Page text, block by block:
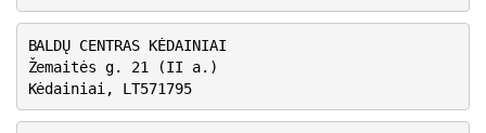
BALDŲ CENTRAS KĖDAINIAI
Žemaitės g. 21 (II a.)
Kėdainiai, LT571795